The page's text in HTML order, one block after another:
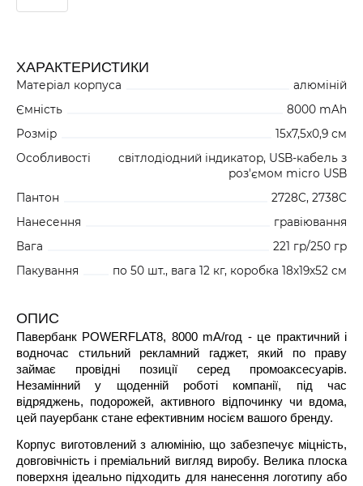
ХАРАКТЕРИСТИКИ
Матеріал корпуса
алюміній
Ємність
8000 mAh
Розмір
15x7,5x0,9 см
Особливості
світлодіодний індикатор, USB-кабель з
роз'ємом micro USB
Пантон
2728C, 2738C
Нанесення
гравіювання
Вага
221 гр/250 гр
Пакування
по 50 шт., вага 12 кг, коробка 18x19x52 см
ОПИС
Павербанк POWERFLAT8, 8000 mА/год - це практичний і
водночас стильний рекламний гаджет, який по праву
займає провідні позиції серед промоаксесуарів.
Незамінний у щоденній роботі компанії, під час
відряджень, подорожей, активного відпочинку чи вдома,
цей пауербанк стане ефективним носієм вашого бренду.
Корпус виготовлений з алюмінію, що забезпечує міцність,
довговічність і преміальний вигляд виробу. Велика плоска
поверхня ідеально підходить для нанесення логотипу або